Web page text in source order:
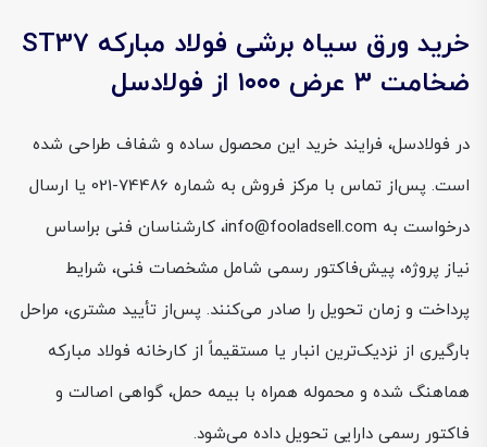
خرید ورق سیاه برشی فولاد مبارکه ST37
ضخامت ۳ عرض ۱۰۰۰ از فولادسل
در فولادسل، فرایند خرید این محصول ساده و شفاف طراحی شده
است. پس‌از تماس با مرکز فروش به شماره 74486-021 یا ارسال
درخواست به info@fooladsell.com، کارشناسان فنی براساس
نیاز پروژه، پیش‌فاکتور رسمی شامل مشخصات فنی، شرایط
پرداخت و زمان تحویل را صادر می‌کنند. پس‌از تأیید مشتری، مراحل
بارگیری از نزدیک‌ترین انبار یا مستقیماً از کارخانه فولاد مبارکه
هماهنگ شده و محموله همراه با بیمه حمل، گواهی اصالت و
فاکتور رسمی دارایی تحویل داده می‌شود.